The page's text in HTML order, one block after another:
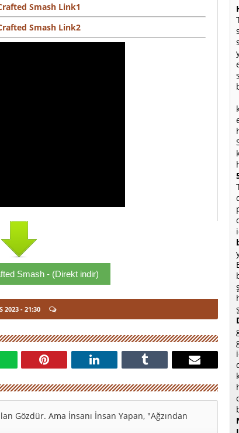
Smash Link1
Smash Link2
Smash - (Direkt indir)
2023- 21:30
Gözdür. Ama İnsanı İnsan Yapan, "Ağzından